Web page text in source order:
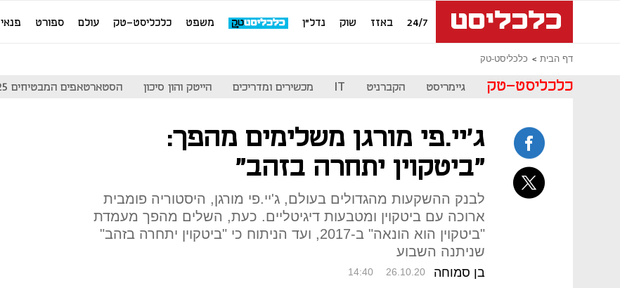
24/7 באזז שוק נדל"ן משפט כלכליסט-טק עולם ספורט פנאי
דף הבית כלכליסט-טק
כלכליסט-טק גיימריסט הקברניט IT מכשירים ומדריכים הייטק והון סיכון הסטארטאפים המבטיחים 25
ג'יי.פי מורגן משלימים מהפך:
"ביטקוין יתחרה בזהב"
לבנק ההשקעות מהגדולים בעולם, ג'יי.פי מורגן, היסטוריה פומבית
ארוכה עם ביטקוין ומטבעות דיגיטליים. כעת, השלים מהפך מעמדת
"ביטקוין הוא הונאה" ב-2017, ועד הניתוח כי "ביטקוין יתחרה בזהב"
שניתנה השבוע
בן סמוחה 14:40 26.10.20